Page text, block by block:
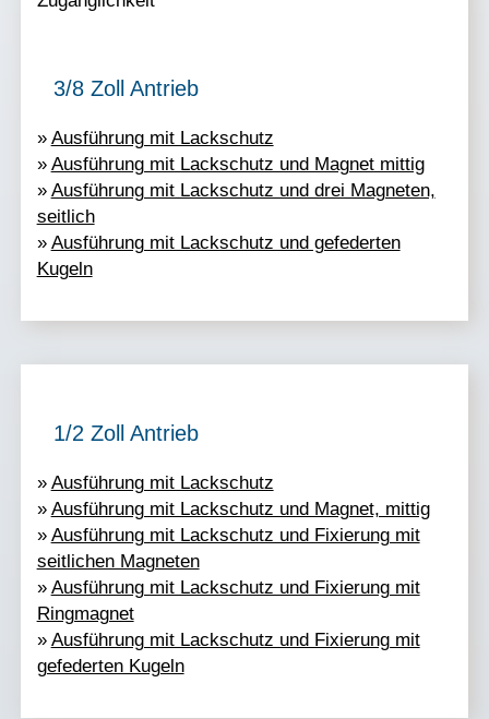
3/8 Zoll Antrieb
» Ausführung mit Lackschutz
» Ausführung mit Lackschutz und Magnet mittig
» Ausführung mit Lackschutz und drei Magneten,
seitlich
» Ausführung mit Lackschutz und gefederten
Kugeln
1/2 Zoll Antrieb
» Ausführung mit Lackschutz
» Ausführung mit Lackschutz und Magnet, mittig
» Ausführung mit Lackschutz und Fixierung mit
seitlichen Magneten
» Ausführung mit Lackschutz und Fixierung mit
Ringmagnet
» Ausführung mit Lackschutz und Fixierung mit
gefederten Kugeln